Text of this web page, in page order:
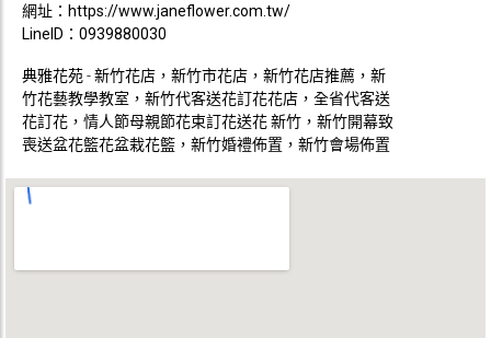
網址： https://www.janeflower.com.tw/
LineID：0939880030
典雅花苑 - 新竹花店，新竹市花店，新竹花店推薦，新
竹花藝教學教室，新竹代客送花訂花花店，全省代客送
花訂花，情人節母親節花束訂花送花 新竹，新竹開幕致
喪送盆花籃花盆栽花籃，新竹婚禮佈置，新竹會場佈置